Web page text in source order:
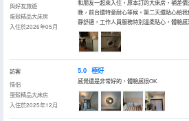
與好友旅遊
蛋殼精品大床房
入住於2026年05月
和朋友一起來入住，原本訂的大床房，補差
晚，前台還特意耐心等候。第二天還貼心給
靜舒適，工作人員服務特別温柔貼心，體驗感
訪客
情侶
蛋殼精品大床房
入住於2025年12月
5.0 極好
感覺還是非常好的，體驗感很OK